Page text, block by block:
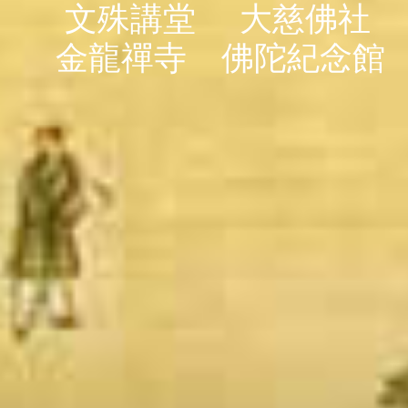
文殊講堂
大慈佛社
金龍禪寺
佛陀紀念館